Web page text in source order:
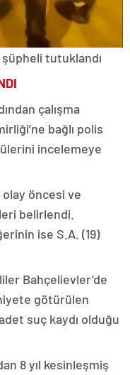
tutuklandı
çalışma
bağlı polis
incelemeye
olay öncesi ve
belirlendi.
ise S.A. (19)
Bahçelievler’de
götürülen
suç kaydı olduğu
8 yıl kesinleşmiş